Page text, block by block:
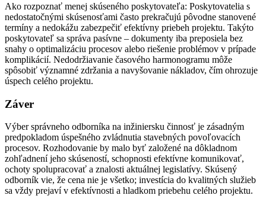
Ako rozpoznať menej skúseného poskytovateľa: Poskytovatelia s
nedostatočnými skúsenosťami často prekračujú pôvodne stanovené
termíny a nedokážu zabezpečiť efektívny priebeh projektu. Takýto
poskytovateľ sa správa pasívne – dokumenty iba preposiela bez
snahy o optimalizáciu procesov alebo riešenie problémov v prípade
komplikácií. Nedodržiavanie časového harmonogramu môže
spôsobiť významné zdržania a navyšovanie nákladov, čím ohrozuje
úspech celého projektu.
Záver
Výber správneho odborníka na inžiniersku činnosť je zásadným
predpokladom úspešného zvládnutia stavebných povoľovacích
procesov. Rozhodovanie by malo byť založené na dôkladnom
zohľadnení jeho skúseností, schopnosti efektívne komunikovať,
ochoty spolupracovať a znalosti aktuálnej legislatívy. Skúsený
odborník vie, že cena nie je všetko; investícia do kvalitných služieb
sa vždy prejaví v efektívnosti a hladkom priebehu celého projektu.